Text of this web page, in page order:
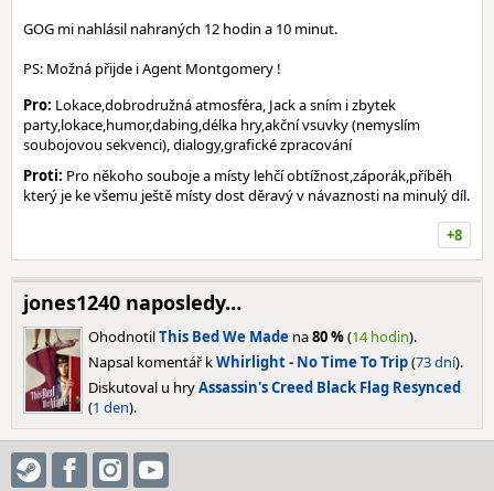
GOG mi nahlásil nahraných 12 hodin a 10 minut.
PS: Možná přijde i Agent Montgomery !
Pro: Lokace,dobrodružná atmosféra, Jack a sním i zbytek
party,lokace,humor,dabing,délka hry,akční vsuvky (nemyslím
soubojovou sekvenci), dialogy,grafické zpracování
Proti: Pro někoho souboje a místy lehčí obtížnost,záporák,příběh
který je ke všemu ještě místy dost děravý v návaznosti na minulý díl.
+8
jones1240 naposledy…
OhodnotilThis Bed We Made na80 %(14 hodin).
Napsal komentář kWhirlight - No Time To Trip(73 dní).
Diskutoval u hryAssassin's Creed Black Flag Resynced
(1 den).